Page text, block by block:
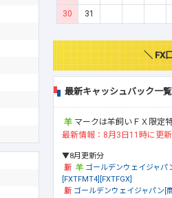
30
31
＼ FX
最新キャッシュバック一覧
マークは羊飼いＦＸ限定
最新情報：8月3日11時に更新
▼8月更新分
ゴールデンウェイジャパ
[FXTFMT4][FXTFGX]
ゴールデンウェイジャパン[